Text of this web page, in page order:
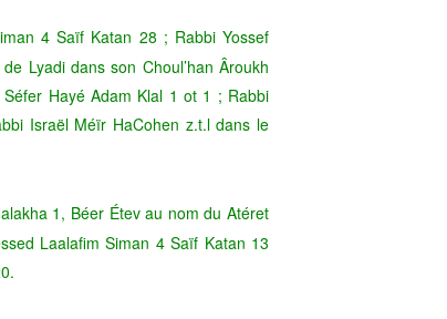
4 Saïf Katan 28 ; Rabbi Yossef
Lyadi dans son Choul’han Âroukh
Hayé Adam Klal 1 ot 1 ; Rabbi
Israël Méïr HaCohen z.t.l dans le
1, Béer Étev au nom du Atéret
Laalafim Siman 4 Saïf Katan 13